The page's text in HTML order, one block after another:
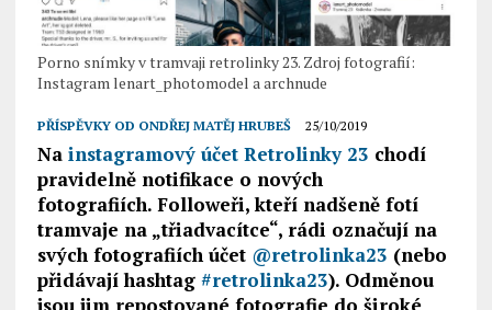
Porno snímky v tramvaji retrolinky 23. Zdroj fotografií:
Instagram lenart_photomodel a archnude
PŘÍSPĚVKY OD ONDŘEJ MATĚJ HRUBEŠ 25/10/2019
Nainstagramový účet Retrolinky 23 chodí
pravidelně notifikace o nových
fotografiích. Followeři, kteří nadšeně fotí
tramvaje na „třiadvacítce“, rádi označují na
svých fotografiích účet @retrolinka23 (nebo
přidávají hashtag #retrolinka23). Odměnou
jsou jim repostované fotografie do široké